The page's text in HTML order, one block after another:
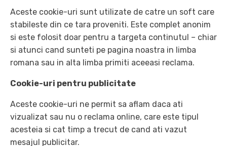
Aceste cookie-uri sunt utilizate de catre un soft care
stabileste din ce tara proveniti. Este complet anonim
si este folosit doar pentru a targeta continutul – chiar
si atunci cand sunteti pe pagina noastra in limba
romana sau in alta limba primiti aceeasi reclama.
Cookie-uri pentru publicitate
Aceste cookie-uri ne permit sa aflam daca ati
vizualizat sau nu o reclama online, care este tipul
acesteia si cat timp a trecut de cand ati vazut
mesajul publicitar.